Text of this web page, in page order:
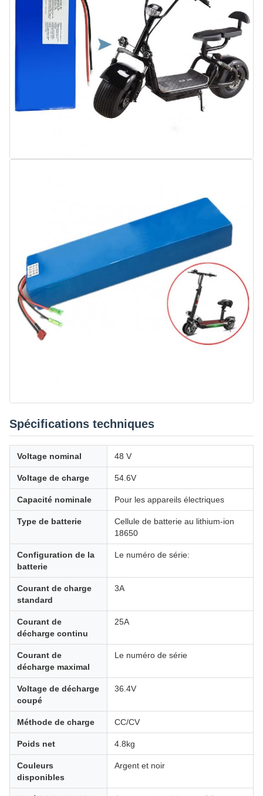
Spécifications techniques
Voltage nominal 48 V
Voltage de charge 54.6V
Capacité nominale Pour les appareils électriques
Type de batterie
Cellule de batterie au lithium-ion
18650
Configuration de la
batterie
Le numéro de série:
Courant de charge
standard
3A
Courant de
décharge continu
25A
Courant de
décharge maximal
Le numéro de série
Voltage de décharge
coupé
36.4V
Méthode de charge CC/CV
Poids net 4.8kg
Couleurs
disponibles
Argent et noir